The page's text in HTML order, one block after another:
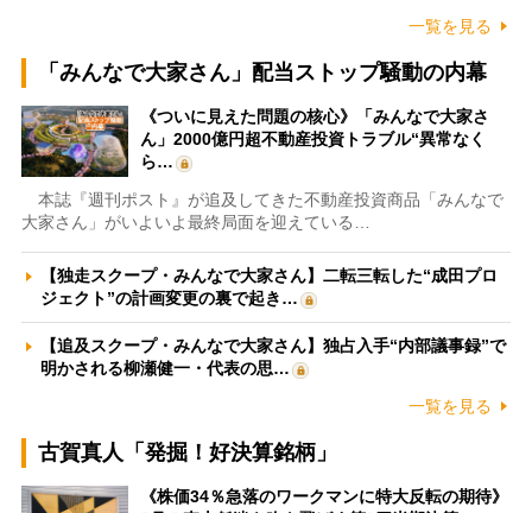
一覧を見る
「みんなで大家さん」配当ストップ騒動の内幕
《ついに見えた問題の核心》「みんなで大家さ
ん」2000億円超不動産投資トラブル“異常なく
ら…
本誌『週刊ポスト』が追及してきた不動産投資商品「みんなで
大家さん」がいよいよ最終局面を迎えている…
【独走スクープ・みんなで大家さん】二転三転した“成田プロ
ジェクト”の計画変更の裏で起き…
【追及スクープ・みんなで大家さん】独占入手“内部議事録”で
明かされる柳瀬健一・代表の思…
一覧を見る
古賀真人「発掘！好決算銘柄」
《株価34％急落のワークマンに特大反転の期待》